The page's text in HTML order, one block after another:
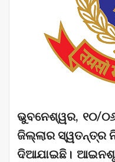
ଭୁବନେଶ୍ୱର, ୧୦/
ଜିଲ୍ଲାର ସ୍ୱତନ୍ତ୍ର
ଦିଆଯାଇଛି।